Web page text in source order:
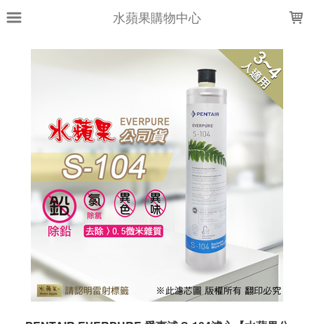
水蘋果購物中心